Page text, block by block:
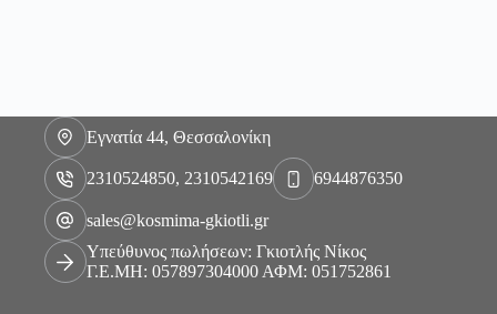
Εγνατία 44, Θεσσαλονίκη
2310524850, 2310542169 6944876350
sales@kosmima-gkiotli.gr
Υπεύθυνος πωλήσεων: Γκιοτλής Νίκος
Γ.Ε.ΜΗ: 057897304000 ΑΦΜ: 051752861